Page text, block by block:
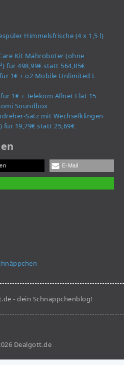
Himmelsfrische (4 x 1,5 l)
Care Kit Mähroboter (ohne
für 498,99€ statt 564,85€
1€ + o2 Mobile Unlimited L
1€ + Telekom Allnet Flat 15
Soundbox
Satz mit Wechselklingen
19,79€ statt 25,69€
E-Mail
- dein Schnäppchenblog!
Dealgott.de